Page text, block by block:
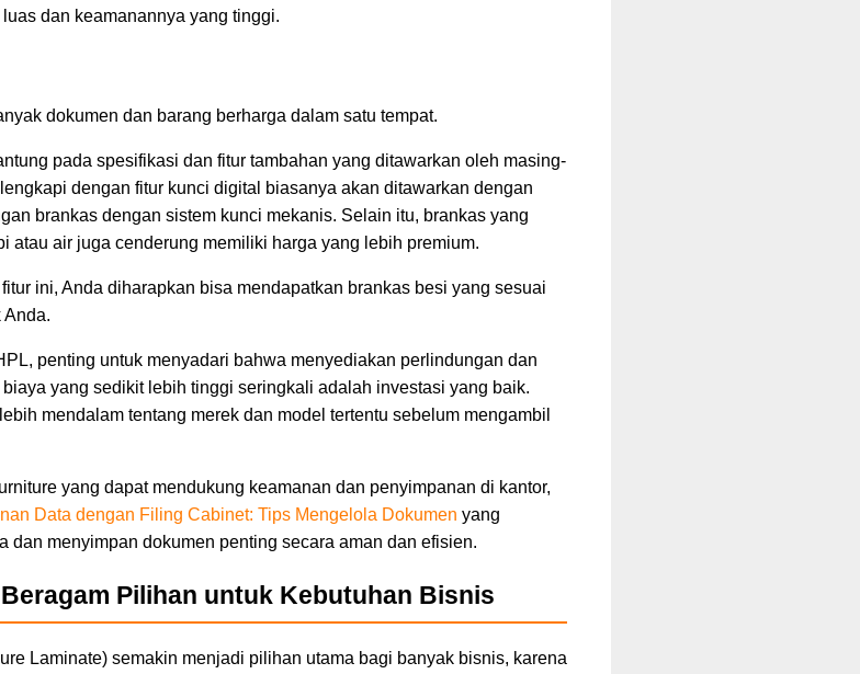
dan keamanannya yang tinggi.
dokumen dan barang berharga dalam satu tempat.
pada spesifikasi dan fitur tambahan yang ditawarkan oleh masing-
dengan fitur kunci digital biasanya akan ditawarkan dengan
brankas dengan sistem kunci mekanis. Selain itu, brankas yang
atau air juga cenderung memiliki harga yang lebih premium.
ini, Anda diharapkan bisa mendapatkan brankas besi yang sesuai
penting untuk menyadari bahwa menyediakan perlindungan dan
yang sedikit lebih tinggi seringkali adalah investasi yang baik.
mendalam tentang merek dan model tertentu sebelum mengambil
yang dapat mendukung keamanan dan penyimpanan di kantor,
Data dengan Filing Cabinet: Tips Mengelola Dokumen yang
dan menyimpan dokumen penting secara aman dan efisien.
Pilihan untuk Kebutuhan Bisnis
Laminate) semakin menjadi pilihan utama bagi banyak bisnis, karena